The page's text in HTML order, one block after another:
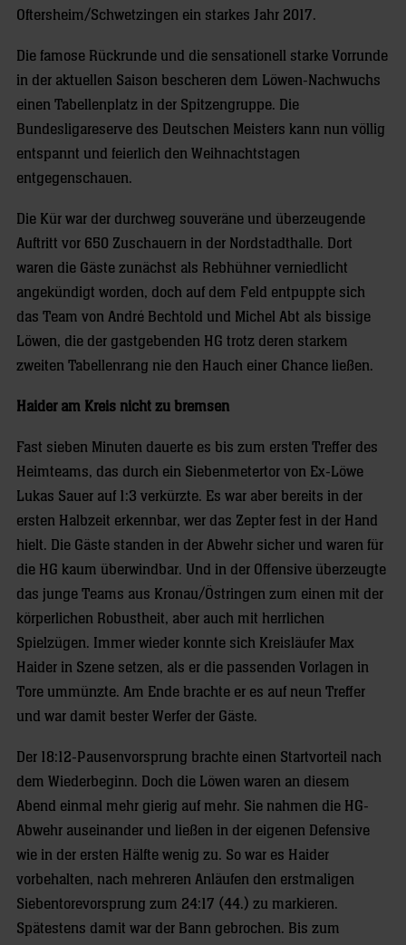
Oftersheim/Schwetzingen ein starkes Jahr 2017.
Die famose Rückrunde und die sensationell starke Vorrunde
in der aktuellen Saison bescheren dem Löwen-Nachwuchs
einen Tabellenplatz in der Spitzengruppe. Die
Bundesligareserve des Deutschen Meisters kann nun völlig
entspannt und feierlich den Weihnachtstagen
entgegenschauen.
Die Kür war der durchweg souveräne und überzeugende
Auftritt vor 650 Zuschauern in der Nordstadthalle. Dort
waren die Gäste zunächst als Rebhühner verniedlicht
angekündigt worden, doch auf dem Feld entpuppte sich
das Team von André Bechtold und Michel Abt als bissige
Löwen, die der gastgebenden HG trotz deren starkem
zweiten Tabellenrang nie den Hauch einer Chance ließen.
Haider am Kreis nicht zu bremsen
Fast sieben Minuten dauerte es bis zum ersten Treffer des
Heimteams, das durch ein Siebenmetertor von Ex-Löwe
Lukas Sauer auf 1:3 verkürzte. Es war aber bereits in der
ersten Halbzeit erkennbar, wer das Zepter fest in der Hand
hielt. Die Gäste standen in der Abwehr sicher und waren für
die HG kaum überwindbar. Und in der Offensive überzeugte
das junge Teams aus Kronau/Östringen zum einen mit der
körperlichen Robustheit, aber auch mit herrlichen
Spielzügen. Immer wieder konnte sich Kreisläufer Max
Haider in Szene setzen, als er die passenden Vorlagen in
Tore ummünzte. Am Ende brachte er es auf neun Treffer
und war damit bester Werfer der Gäste.
Der 18:12-Pausenvorsprung brachte einen Startvorteil nach
dem Wiederbeginn. Doch die Löwen waren an diesem
Abend einmal mehr gierig auf mehr. Sie nahmen die HG-
Abwehr auseinander und ließen in der eigenen Defensive
wie in der ersten Hälfte wenig zu. So war es Haider
vorbehalten, nach mehreren Anläufen den erstmaligen
Siebentorevorsprung zum 24:17 (44.) zu markieren.
Spätestens damit war der Bann gebrochen. Bis zum